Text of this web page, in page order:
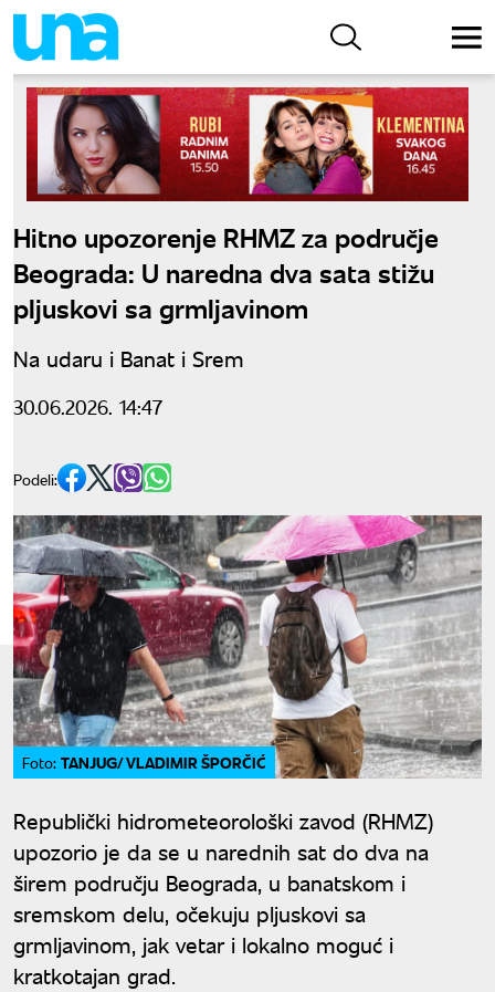
Hitno upozorenje RHMZ za područje
Beograda: U naredna dva sata stižu
pljuskovi sa grmljavinom
Na udaru i Banat i Srem
30.06.2026. 14:47
Podeli:
Foto: TANJUG/ VLADIMIR ŠPORČIĆ
Republički hidrometeorološki zavod (RHMZ)
upozorio je da se u narednih sat do dva na
širem području Beograda, u banatskom i
sremskom delu, očekuju pljuskovi sa
grmljavinom, jak vetar i lokalno moguć i
kratkotajan grad.